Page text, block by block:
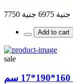
جنية 6975 جنية 7750
Add to cart
sale